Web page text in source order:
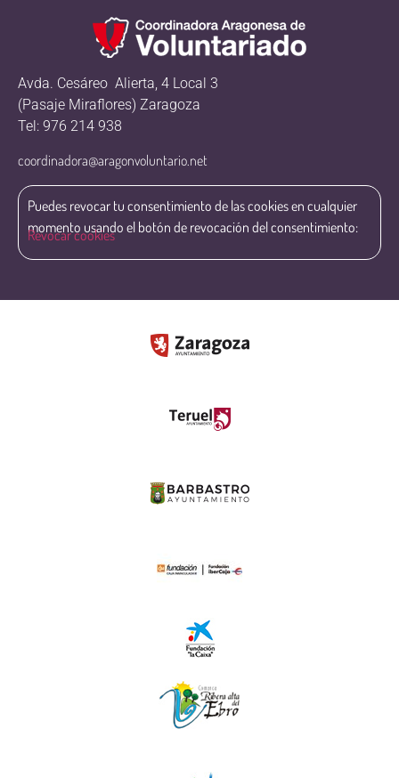
Avda. Cesáreo Alierta, 4 Local 3
(Pasaje Miraflores) Zaragoza
Tel: 976 214 938
coordinadora@aragonvoluntario.net
Puedes revocar tu consentimiento de las cookies en cualquier
momento usando el botón de revocación del consentimiento:
Revocar cookies